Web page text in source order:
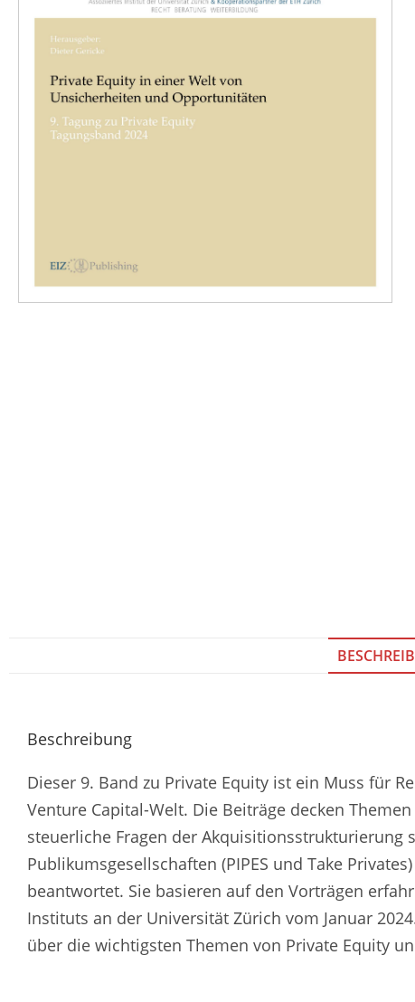
Beschreibung
Dieser 9. Band zu Private Equity ist ein Muss für
Venture Capital-Welt. Die Beiträge decken
steuerliche Fragen der Akquisitionsstrukturierung
Publikumsgesellschaften (PIPES und Take
beantwortet. Sie basieren auf den Vorträgen
Instituts an der Universität Zürich vom Januar
über die wichtigsten Themen von Private Equity